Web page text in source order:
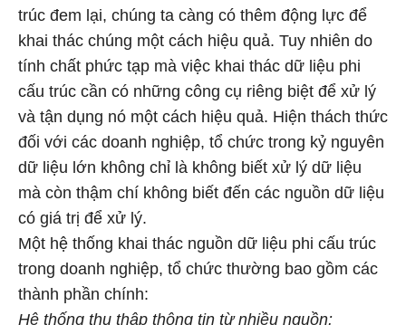
trúc đem lại, chúng ta càng có thêm động lực để
khai thác chúng một cách hiệu quả. Tuy nhiên do
tính chất phức tạp mà việc khai thác dữ liệu phi
cấu trúc cần có những công cụ riêng biệt để xử lý
và tận dụng nó một cách hiệu quả. Hiện thách thức
đối với các doanh nghiệp, tổ chức trong kỷ nguyên
dữ liệu lớn không chỉ là không biết xử lý dữ liệu
mà còn thậm chí không biết đến các nguồn dữ liệu
có giá trị để xử lý.
Một hệ thống khai thác nguồn dữ liệu phi cấu trúc
trong doanh nghiệp, tổ chức thường bao gồm các
thành phần chính:
Hệ thống thu thập thông tin từ nhiều nguồn: